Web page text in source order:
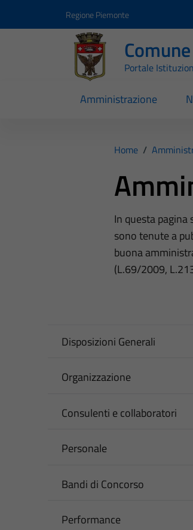
Regione Piemonte
Portale
Amministrazione
Home /
In questa
sono tenute a
buona
(L.69/2009,
Disposizioni Generali
Organizzazione
Consulenti e collaboratori
Personale
Bandi di Concorso
Performance